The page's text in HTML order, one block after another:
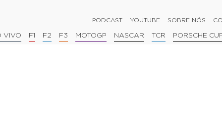
PODCAST YOUTUBE SOBRE NÓS
VIVO F1 F2 F3 MOTOGP NASCAR TCR PORSCHE